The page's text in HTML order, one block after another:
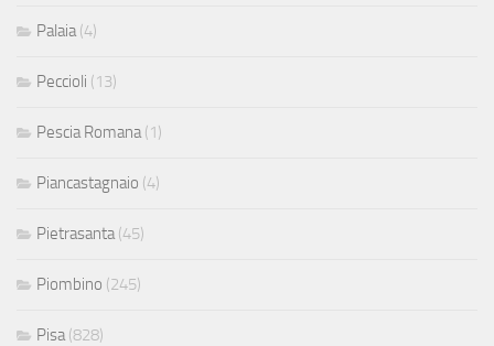
Palaia (4)
Peccioli (13)
Pescia Romana (1)
Piancastagnaio (4)
Pietrasanta (45)
Piombino (245)
Pisa (828)